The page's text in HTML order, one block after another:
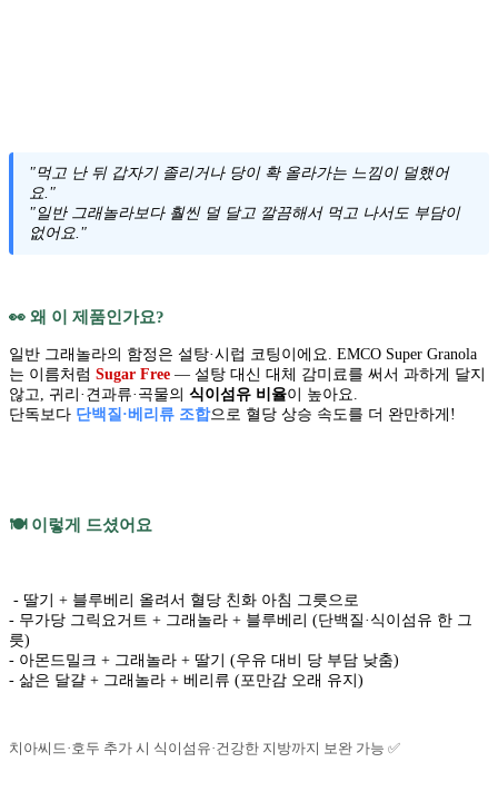
"먹고 난 뒤 갑자기 졸리거나 당이 확 올라가는 느낌이 덜했어
요."
"일반 그래놀라보다 훨씬 덜 달고 깔끔해서 먹고 나서도 부담이
없어요."
👀 왜 이 제품인가요?
일반 그래놀라의 함정은 설탕·시럽 코팅이에요. EMCO Super Granola
는 이름처럼 Sugar Free — 설탕 대신 대체 감미료를 써서 과하게 달지
않고, 귀리·견과류·곡물의 식이섬유 비율이 높아요.
단독보다 단백질·베리류 조합으로 혈당 상승 속도를 더 완만하게!
🍽️ 이렇게 드셨어요
- 딸기 + 블루베리 올려서 혈당 친화 아침 그릇으로
- 무가당 그릭요거트 + 그래놀라 + 블루베리 (단백질·식이섬유 한 그
릇)
- 아몬드밀크 + 그래놀라 + 딸기 (우유 대비 당 부담 낮춤)
- 삶은 달걀 + 그래놀라 + 베리류 (포만감 오래 유지)
치아씨드·호두 추가 시 식이섬유·건강한 지방까지 보완 가능 ✅